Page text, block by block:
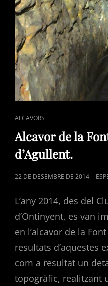
CAT
LINKS
ALCAVORS
Alcavor de la
d’Agullent.
POSTED
22 DE DESEMBRE DE 2014
L’any 2014, des del
d’Ontinyent, es van
en l’alcavor de la
resultats d’aquestes
com a resultat un
topogràfic, realitzant